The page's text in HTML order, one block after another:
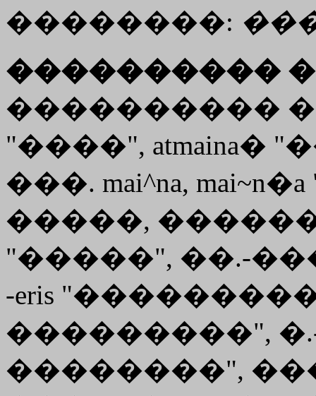
��������:
����������
���������� ���.
"����",
���. mai^na,
�����,
"�����", ��.-���.
-eris
���������", �.-
��������", ���.